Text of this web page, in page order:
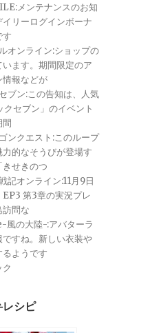
メンテナンスのお知
リーログインボーナ
す
オンライン:ショップの
ます。期間限定のア
情報などが
ブン:この告知は、人気
セブン」のイベント
間
ンクエスト:このループ
的なそうびが登場す
せきのつ
記オンライン:11月9日
第3章の実況プレ
訪問な
風の大陸-:アバターラ
すね。新しい衣装や
ようです
シピ